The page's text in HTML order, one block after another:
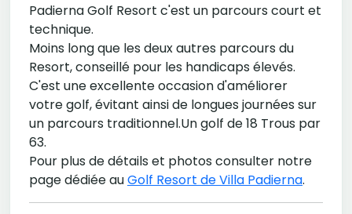
Padierna Golf Resort c'est un parcours court et
technique.
Moins long que les deux autres parcours du
Resort, conseillé pour les handicaps élevés.
C'est une excellente occasion d'améliorer
votre golf, évitant ainsi de longues journées sur
un parcours traditionnel.Un golf de 18 Trous par
63.
Pour plus de détails et photos consulter notre
page dédiée auGolf Resort de Villa Padierna.